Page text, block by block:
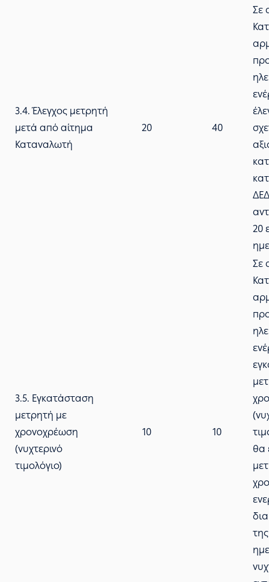
3.4. Έλεγχος μετρητή
μετά από αίτημα
Καταναλωτή
20 40
Σε
20
3.5. Εγκατάσταση
μετρητή με
χρονοχρέωση
(νυχτερινό
τιμολόγιο)
10 10
Σε
θα